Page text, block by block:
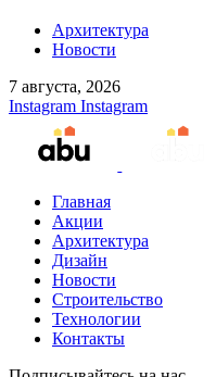
Архитектура
Новости
7 августа, 2026
Instagram Instagram
Главная
Акции
Архитектура
Дизайн
Новости
Строительство
Технологии
Контакты